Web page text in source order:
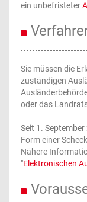
ein unbefristeter
Sie müssen die
zuständigen
oder das
Seit 1.
Form einer
Nähere
"Elektronischen